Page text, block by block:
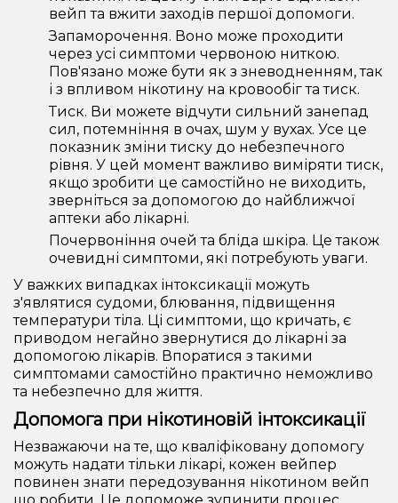
вейп та вжити заходів першої допомоги.
Запаморочення. Воно може проходити
через усі симптоми червоною ниткою.
Пов'язано може бути як з зневодненням, так
і з впливом нікотину на кровообіг та тиск.
Тиск. Ви можете відчути сильний занепад
сил, потемніння в очах, шум у вухах. Усе це
показник зміни тиску до небезпечного
рівня. У цей момент важливо виміряти тиск,
якщо зробити це самостійно не виходить,
зверніться за допомогою до найближчої
аптеки або лікарні.
Почервоніння очей та бліда шкіра. Це також
очевидні симптоми, які потребують уваги.
У важких випадках інтоксикації можуть
з'являтися судоми, блювання, підвищення
температури тіла. Ці симптоми, що кричать, є
приводом негайно звернутися до лікарні за
допомогою лікарів. Впоратися з такими
симптомами самостійно практично неможливо
та небезпечно для життя.
Допомога при нікотиновій інтоксикації
Незважаючи на те, що кваліфіковану допомогу
можуть надати тільки лікарі, кожен вейпер
повинен знати передозування нікотином вейп